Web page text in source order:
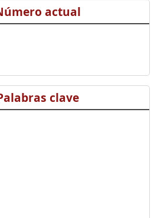
actual
clave